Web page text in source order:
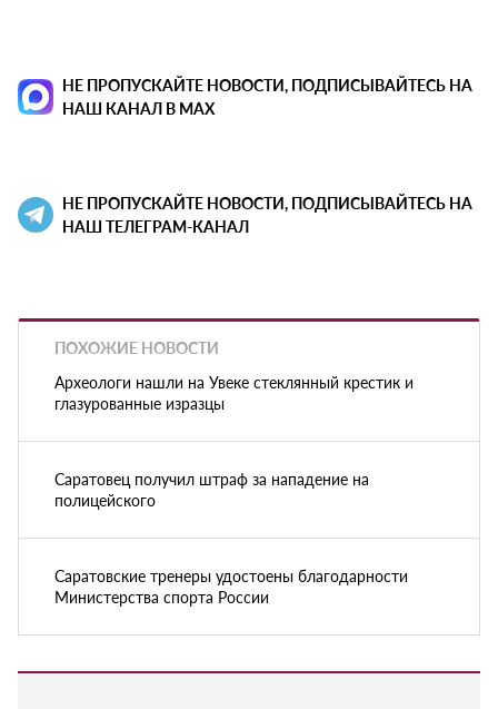
НЕ ПРОПУСКАЙТЕ НОВОСТИ, ПОДПИСЫВАЙТЕСЬ НА
НАШ КАНАЛ В MAX
НЕ ПРОПУСКАЙТЕ НОВОСТИ, ПОДПИСЫВАЙТЕСЬ НА
НАШ ТЕЛЕГРАМ-КАНАЛ
ПОХОЖИЕ НОВОСТИ
Археологи нашли на Увеке стеклянный крестик и
глазурованные изразцы
Саратовец получил штраф за нападение на
полицейского
Саратовские тренеры удостоены благодарности
Министерства спорта России